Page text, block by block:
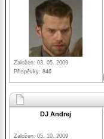
Založen: 03. 05. 2009
Příspěvky: 846
DJ Andrej
Založen: 05. 10. 2009